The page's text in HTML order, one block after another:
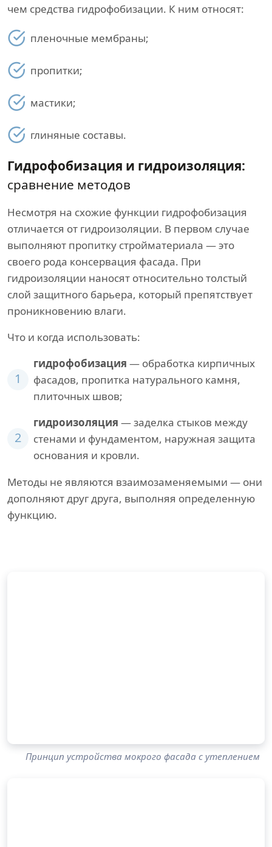
чем средства гидрофобизации. К ним относят:
пленочные мембраны;
пропитки;
мастики;
глиняные составы.
Гидрофобизация и гидроизоляция:
сравнение методов
Несмотря на схожие функции гидрофобизация
отличается от гидроизоляции. В первом случае
выполняют пропитку стройматериала — это
своего рода консервация фасада. При
гидроизоляции наносят относительно толстый
слой защитного барьера, который препятствует
проникновению влаги.
Что и когда использовать:
1
гидрофобизация — обработка кирпичных
фасадов, пропитка натурального камня,
плиточных швов;
2
гидроизоляция — заделка стыков между
стенами и фундаментом, наружная защита
основания и кровли.
Методы не являются взаимозаменяемыми — они
дополняют друг друга, выполняя определенную
функцию.
Принцип устройства мокрого фасада с утеплением